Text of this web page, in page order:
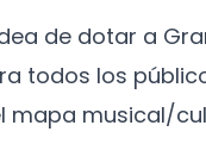
de dotar a
todos los
mapa musical/